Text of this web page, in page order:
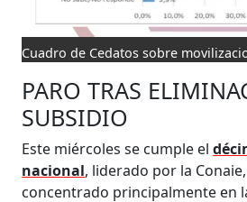
Cuadro de Cedatos sobre
PARO TRAS
SUBSIDIO
Este miércoles se cumple el
nacional, liderado por la
concentrado principalmente en